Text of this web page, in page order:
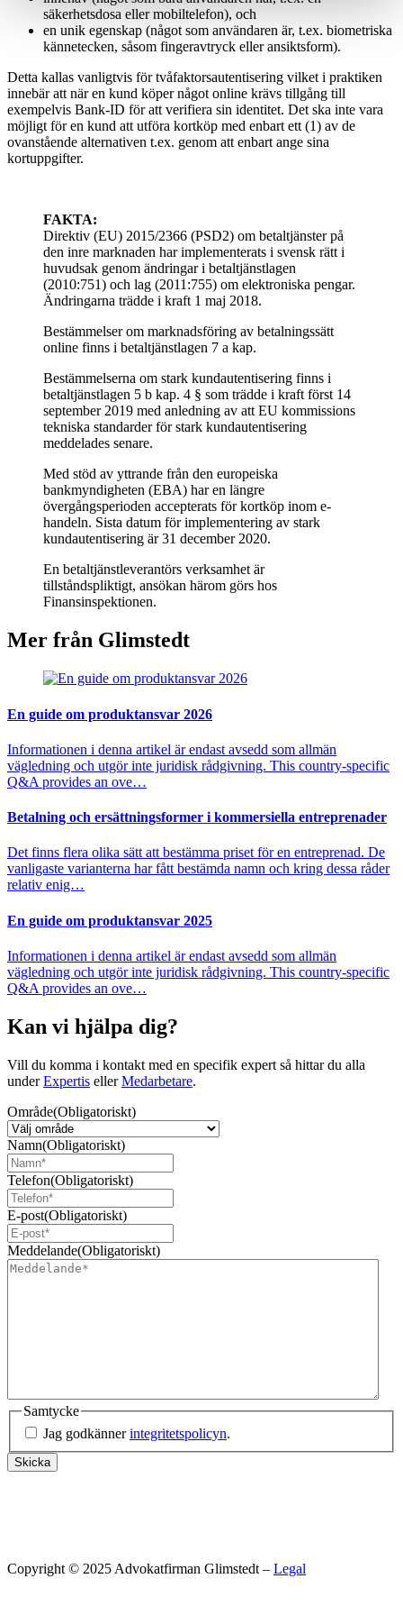
säkerhetsdosa eller mobiltelefon), och
en unik egenskap (något som användaren är, t.ex. biometriska
kännetecken, såsom fingeravtryck eller ansiktsform).
Detta kallas vanligtvis för tvåfaktorsautentisering vilket i praktiken
innebär att när en kund köper något online krävs tillgång till
exempelvis Bank-ID för att verifiera sin identitet. Det ska inte vara
möjligt för en kund att utföra kortköp med enbart ett (1) av de
ovanstående alternativen t.ex. genom att enbart ange sina
kortuppgifter.
FAKTA:
Direktiv (EU) 2015/2366 (PSD2) om betaltjänster på
den inre marknaden har implementerats i svensk rätt i
huvudsak genom ändringar i betaltjänstlagen
(2010:751) och lag (2011:755) om elektroniska pengar.
Ändringarna trädde i kraft 1 maj 2018.
Bestämmelser om marknadsföring av betalningssätt
online finns i betaltjänstlagen 7 a kap.
Bestämmelserna om stark kundautentisering finns i
betaltjänstlagen 5 b kap. 4 § som trädde i kraft först 14
september 2019 med anledning av att EU kommissions
tekniska standarder för stark kundautentisering
meddelades senare.
Med stöd av yttrande från den europeiska
bankmyndigheten (EBA) har en längre
övergångsperioden accepterats för kortköp inom e-
handeln. Sista datum för implementering av stark
kundautentisering är 31 december 2020.
En betaltjänstleverantörs verksamhet är
tillståndspliktigt, ansökan härom görs hos
Finansinspektionen.
Mer från Glimstedt
En guide om produktansvar 2026
Informationen i denna artikel är endast avsedd som allmän
vägledning och utgör inte juridisk rådgivning. This country-specific
Q&A provides an ove…
Betalning och ersättningsformer i kommersiella entreprenader
Det finns flera olika sätt att bestämma priset för en entreprenad. De
vanligaste varianterna har fått bestämda namn och kring dessa råder
relativ enig…
En guide om produktansvar 2025
Informationen i denna artikel är endast avsedd som allmän
vägledning och utgör inte juridisk rådgivning. This country-specific
Q&A provides an ove…
Kan vi hjälpa dig?
Vill du komma i kontakt med en specifik expert så hittar du alla
underExpertis ellerMedarbetare.
Område(Obligatoriskt)
Namn(Obligatoriskt)
Telefon(Obligatoriskt)
E-post(Obligatoriskt)
Meddelande(Obligatoriskt)
Samtycke
Jag godkännerintegritetspolicyn.
Skicka
Copyright © 2025 Advokatfirman Glimstedt – Legal